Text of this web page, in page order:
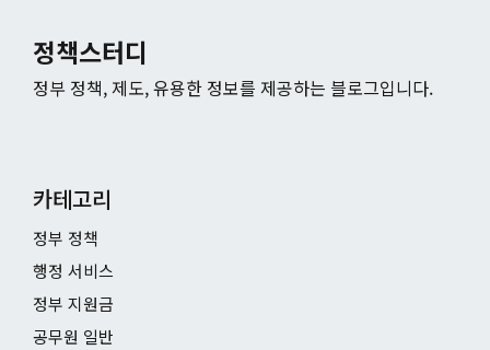
정책스터디
정부 정책, 제도, 유용한 정보를 제공하는 블로그입니다.
카테고리
정부 정책
행정 서비스
정부 지원금
공무원 일반